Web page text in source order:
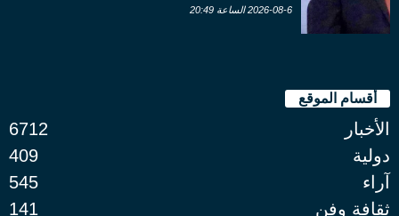
2026-08-6 الساعة 20:49
أقسام الموقع
الأخبار
6712
دولية
409
آراء
545
ثقافة وفن
141